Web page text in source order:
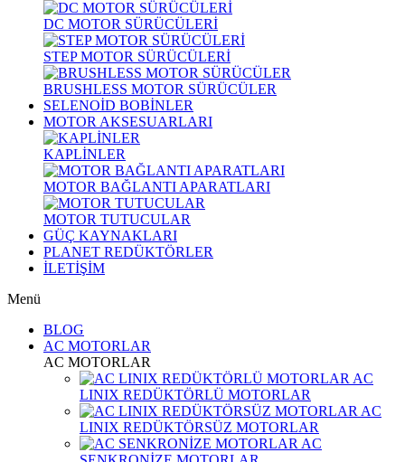
DC MOTOR SÜRÜCÜLERİ
STEP MOTOR SÜRÜCÜLERİ
BRUSHLESS MOTOR SÜRÜCÜLER
SELENOİD BOBİNLER
MOTOR AKSESUARLARI
KAPLİNLER
MOTOR BAĞLANTI APARATLARI
MOTOR TUTUCULAR
GÜÇ KAYNAKLARI
PLANET REDÜKTÖRLER
İLETİŞİM
Menü
BLOG
AC MOTORLAR
AC MOTORLAR
AC
LINIX REDÜKTÖRLÜ MOTORLAR
AC
LINIX REDÜKTÖRSÜZ MOTORLAR
AC